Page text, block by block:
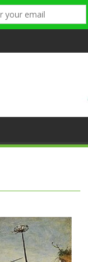
cultural și de
devine o întrebare